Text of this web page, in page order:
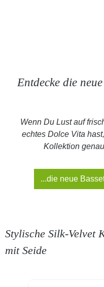
Entdecke die
Wenn Du Lust auf
echtes Dolce Vita
Kollektion
...die neue
Stylische Silk-Velvet
mit Seide